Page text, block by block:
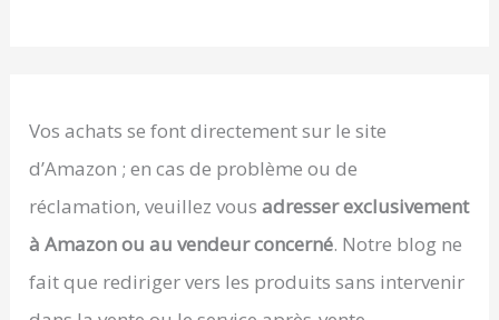
Vos achats se font directement sur le site
d’Amazon ; en cas de problème ou de
réclamation, veuillez vousadresser exclusivement
à Amazon ou au vendeur concerné. Notre blog ne
fait que rediriger vers les produits sans intervenir